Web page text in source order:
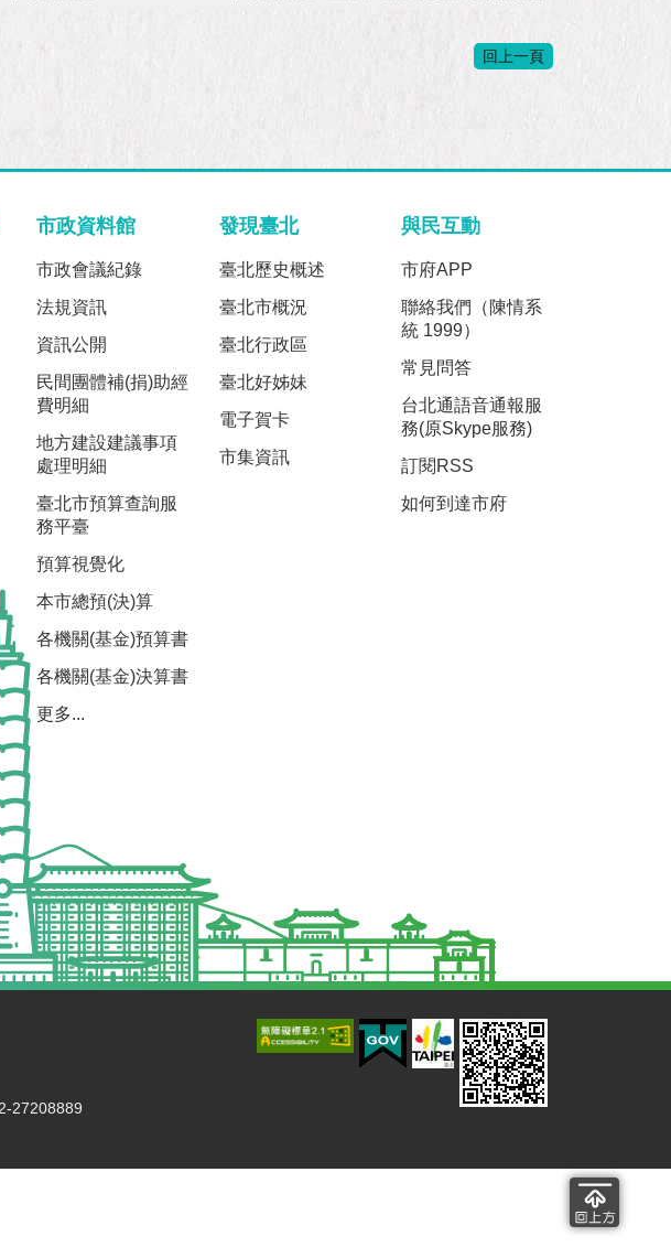
回上一頁
市政資料館
市政會議紀錄
法規資訊
資訊公開
民間團體補(捐)助經
費明細
地方建設建議事項
處理明細
臺北市預算查詢服
務平臺
預算視覺化
本市總預(決)算
各機關(基金)預算書
各機關(基金)決算書
更多...
發現臺北
臺北歷史概述
臺北市概況
臺北行政區
臺北好姊妹
電子賀卡
市集資訊
與民互動
市府APP
聯絡我們（陳情系
統 1999）
常見問答
台北通語音通報服
務(原Skype服務)
訂閱RSS
如何到達市府
27208889